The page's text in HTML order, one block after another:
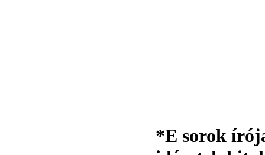
*E sorok